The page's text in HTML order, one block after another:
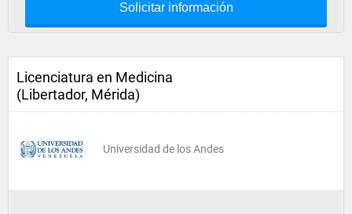
Solicitar información
Licenciatura en Medicina
(Libertador, Mérida)
Universidad de los Andes